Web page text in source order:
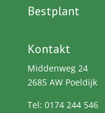
Bestplant
Kontakt
Middenweg 24
2685 AW Poeldijk
Tel: 0174 244 546